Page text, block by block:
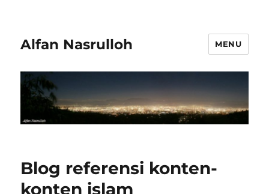
Alfan Nasrulloh MENU
Blog referensi konten-
konten islam